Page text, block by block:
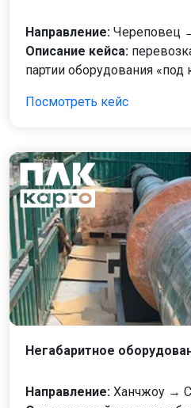
Направление: Череповец
Описание кейса:
партии оборудования «под
Посмотреть кейс
Негабаритное
Направление: Ханчжоу →